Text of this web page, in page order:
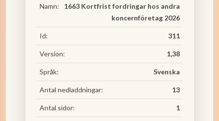
Namn:
1663 Kortfrist fordringar hos andra
koncernföretag 2026
Id: 311
Version: 1,38
Språk: Svenska
Antal nedladdningar: 13
Antal sidor: 1